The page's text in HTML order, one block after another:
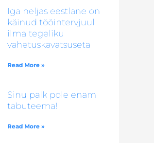
Iga neljas eestlane on
käinud tööintervjuul
ilma tegeliku
vahetuskavatsuseta
Read More »
Sinu palk pole enam
tabuteema!
Read More »